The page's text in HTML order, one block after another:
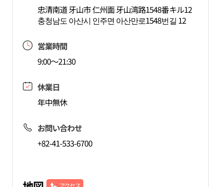
忠清南道 牙山市 仁州面 牙山湾路1548番キル12
충청남도 아산시 인주면 아산만로1548번길 12
営業時間
9:00～21:30
休業日
年中無休
お問い合わせ
+82-41-533-6700
アクセス